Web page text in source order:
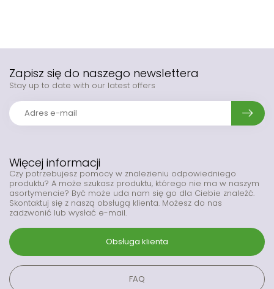
Więcej informacji
Czy potrzebujesz pomocy w znalezieniu odpowiedniego
produktu? A może szukasz produktu, którego nie ma w naszym
asortymencie? Być może uda nam się go dla Ciebie znaleźć.
Skontaktuj się z naszą obsługą klienta. Możesz do nas
zadzwonić lub wysłać e-mail.
Obsługa klienta
FAQ
Zapisz się do naszego newslettera
Stay up to date with our latest offers